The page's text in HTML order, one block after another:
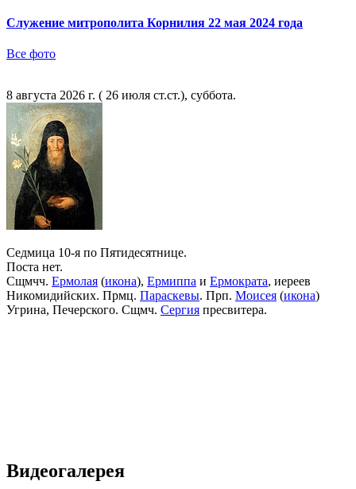
Служение митрополита Корнилия 22 мая 2024 года
Все фото
8 августа 2026 г. ( 26 июля ст.ст.), суббота.
Седмица 10-я по Пятидесятнице.
Поста нет.
Сщмчч. Ермолая (икона), Ермиппа и Ермократа, иереев
Никомидийских. Прмц. Параскевы. Прп. Моисея (икона)
Угрина, Печерского. Сщмч. Сергия пресвитера.
Видеогалерея